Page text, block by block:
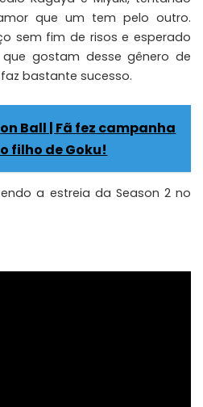
que um tem pelo outro.
sem fim de risos e esperado
gostam desse gênero de
bastante sucesso.
Ball | Fã fez campanha
filho de Goku!
a estreia da Season 2 no